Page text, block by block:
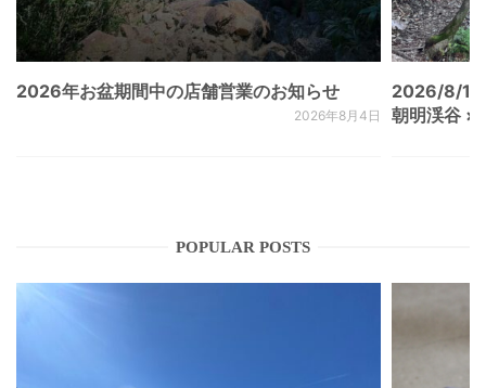
2026年お盆期間中の店舗営業のお知らせ
2026年8月4日
2026/8/
朝明渓谷 ×
POPULAR POSTS